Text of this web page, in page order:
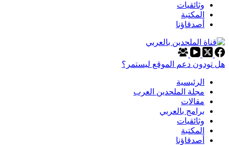
وثائقيات
المكتبة
أصدقاؤنا
هل تودون دعم الموقع ليستمر؟
الرئيسية
مجلة الملحدين العرب
مقالات
برامج بالعربي
وثائقيات
المكتبة
أصدقاؤنا